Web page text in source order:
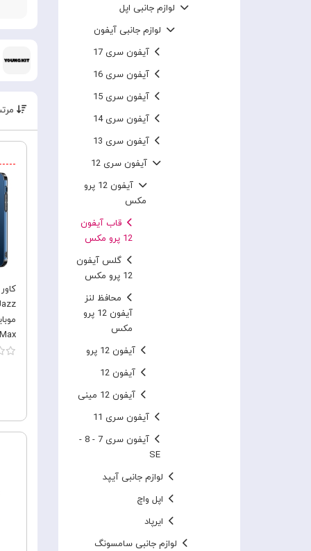
لوازم جانبی اپل
لوازم جانبی آیفون
آیفون سری 17
آیفون سری 16
آیفون سری 15
آیفون سری 14
آیفون سری 13
آیفون سری 12
آیفون 12 پرو
مکس
قاب آیفون
12 پرو مکس
گلس آیفون
12 پرو مکس
محافظ لنز
آیفون 12 پرو
مکس
آیفون 12 پرو
آیفون 12
آیفون 12 مینی
آیفون سری 11
آیفون سری 7 - 8 -
SE
لوازم جانبی آیپد
اپل واچ
ایرپاد
لوازم جانبی سامسونگ
Max